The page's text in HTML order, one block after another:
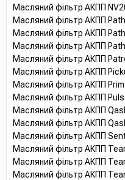
Масляний фільтр АКПП
Масляний фільтр АКПП
Масляний фільтр АКПП
Масляний фільтр АКПП
Масляний фільтр АКПП
Масляний фільтр АКПП
Масляний фільтр АКПП
Масляний фільтр АКПП
Масляний фільтр АКПП
Масляний фільтр АКПП
Масляний фільтр АКПП
Масляний фільтр АКПП
Масляний фільтр АКПП
Масляний фільтр АКПП